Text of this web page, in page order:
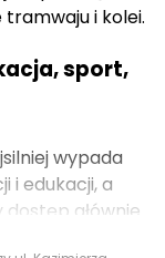
infrastruktura
rekreacyjne
trzy
3 i 4 będą
6 zaoferuje
o nowoczesną
układy
i kolei.
sport,
wypada
i edukacji, a
głównie
dojściu